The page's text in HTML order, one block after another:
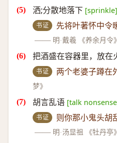
洒;分散地落下 [sprinkle]
书证
先将叶著怀中令
—— 明·戴羲 《养余月令》
把酒盛在容器里，放在
书证 两个老婆子蹲在
梦》
胡言乱语 [talk
书证
则你那小鬼头胡
—— 明·汤显祖 《牡丹亭》